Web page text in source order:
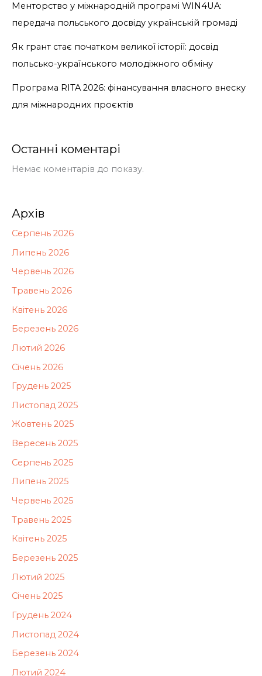
Менторство у міжнародній програмі WIN4UA:
передача польського досвіду українській громаді
Як грант стає початком великої історії: досвід
польсько-українського молодіжного обміну
Програма RITA 2026: фінансування власного внеску
для міжнародних проєктів
Останні коментарі
Немає коментарів до показу.
Архів
Серпень 2026
Липень 2026
Червень 2026
Травень 2026
Квітень 2026
Березень 2026
Лютий 2026
Січень 2026
Грудень 2025
Листопад 2025
Жовтень 2025
Вересень 2025
Серпень 2025
Липень 2025
Червень 2025
Травень 2025
Квітень 2025
Березень 2025
Лютий 2025
Січень 2025
Грудень 2024
Листопад 2024
Березень 2024
Лютий 2024